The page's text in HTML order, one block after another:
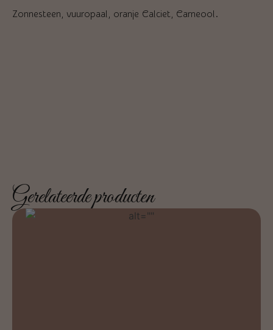
Zonnesteen, vuuropaal, oranje Calciet, Carneool.
Gerelateerde producten